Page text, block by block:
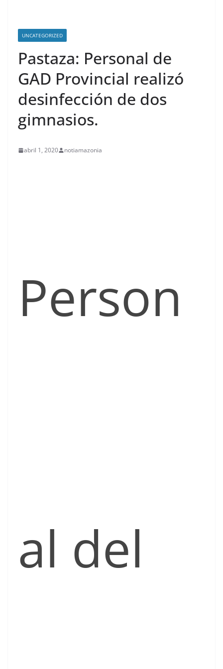
UNCATEGORIZED
Pastaza: Personal de
GAD Provincial realizó
desinfección de dos
gimnasios.
abril 1, 2020 notiamazonia
Person
al del